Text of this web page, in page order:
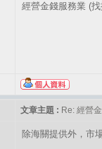
經營金錢服務業 (
文章主題 : Re: 經營
除海關提供外，市